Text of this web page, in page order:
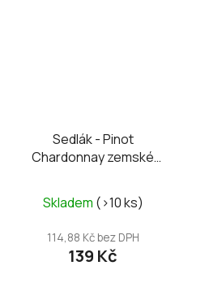
Sedlák - Pinot
Chardonnay zemské
Skladem (>10 ks)
114,88 Kč bez DPH
139 Kč